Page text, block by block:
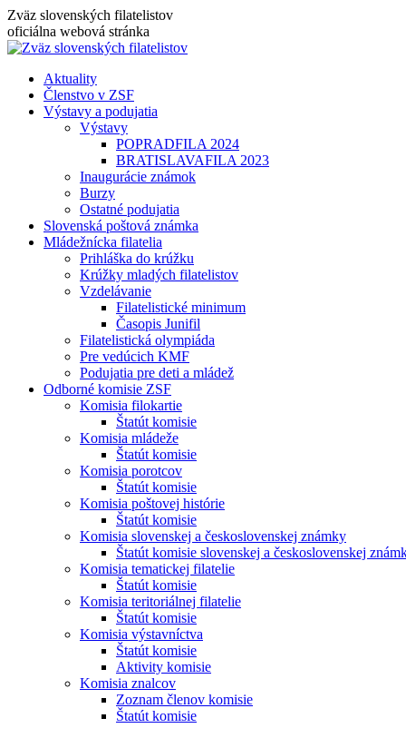
Skip
to
content
Zväz slovenských filatelistov
oficiálna webová stránka
Aktuality
Členstvo v ZSF
Výstavy a podujatia
Výstavy
POPRADFILA 2024
BRATISLAVAFILA 2023
Inaugurácie známok
Burzy
Ostatné podujatia
Slovenská poštová známka
Mládežnícka filatelia
Prihláška do krúžku
Krúžky mladých filatelistov
Vzdelávanie
Filatelistické minimum
Časopis Junifil
Filatelistická olympiáda
Pre vedúcich KMF
Podujatia pre deti a mládež
Odborné komisie ZSF
Komisia filokartie
Štatút komisie
Komisia mládeže
Štatút komisie
Komisia porotcov
Štatút komisie
Komisia poštovej histórie
Štatút komisie
Komisia slovenskej a československej známky
Štatút komisie slovenskej a československej
Komisia tematickej filatelie
Štatút komisie
Komisia teritoriálnej filatelie
Štatút komisie
Komisia výstavníctva
Štatút komisie
Aktivity komisie
Komisia znalcov
Zoznam členov komisie
Štatút komisie